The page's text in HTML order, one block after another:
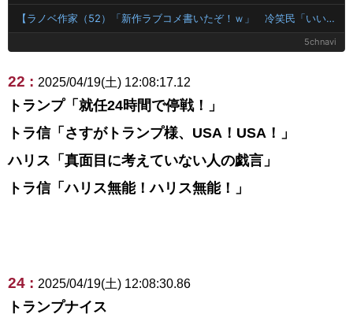
【ラノベ作家（52）「新作ラブコメ書いたぞ！ｗ」 冷笑民「いい歳こいてラブコメ（笑）恥ずかしくないの？」
5chnavi
22 : 2025/04/19(土) 12:08:17.12
トランプ「就任24時間で停戦！」
トラ信「さすがトランプ様、USA！USA！」
ハリス「真面目に考えていない人の戯言」
トラ信「ハリス無能！ハリス無能！」
24 : 2025/04/19(土) 12:08:30.86
トランプナイス